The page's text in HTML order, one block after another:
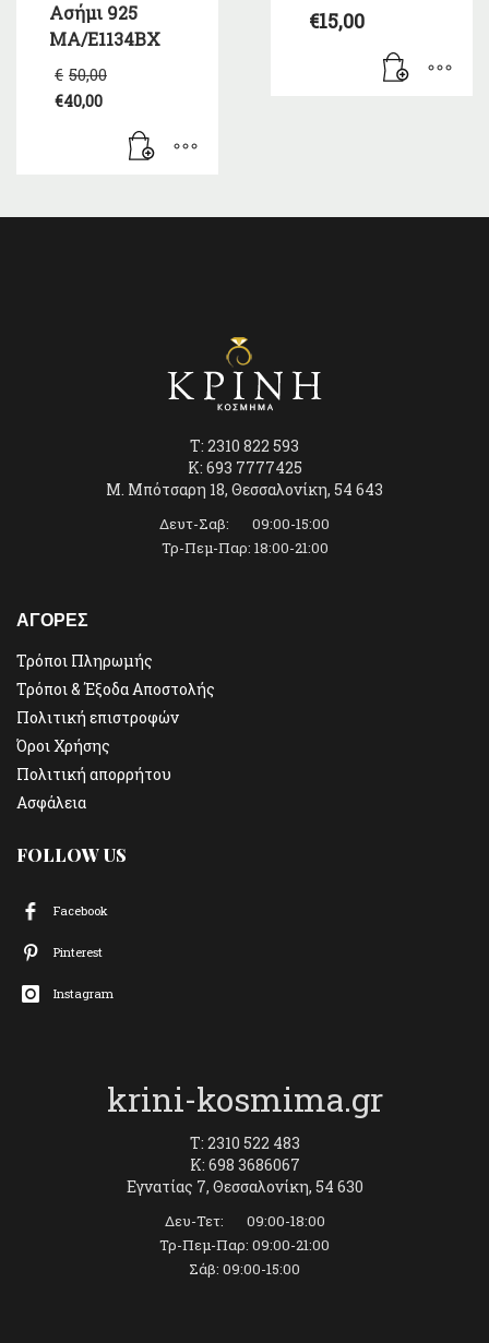
Ασήμι 925
MA/E1134BX
€ 50,00
€50,00.
€40,00
τρέχουσα
€15,00
T: 2310 822 593
K: 693 7777425
Μ. Μπότσαρη 18, Θεσσαλονίκη, 54 643
Δευτ-Σαβ: 09:00-15:00
Τρ-Πεμ-Παρ: 18:00-21:00
ΑΓΟΡΕΣ
Τρόποι Πληρωμής
Τρόποι & Έξοδα Αποστολής
Πολιτική επιστροφών
Όροι Χρήσης
Πολιτική απορρήτου
Ασφάλεια
FOLLOW US
Facebook
Pinterest
Instagram
krini-kosmima.gr
T: 2310 522 483
K: 698 3686067
Εγνατίας 7, Θεσσαλονίκη, 54 630
Δευ-Τετ: 09:00-18:00
Τρ-Πεμ-Παρ: 09:00-21:00
Σάβ: 09:00-15:00